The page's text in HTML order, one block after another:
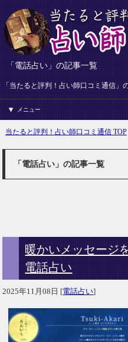
「電話占い」の記事一覧
「当たると評判！占い師口コミ通信」
メニュー
当たると評判！占い師口コミ通信 TOP
「電話占い」の記事一覧
暖かいメッセージ
電話占い
2025年11月08日 [電話占い]